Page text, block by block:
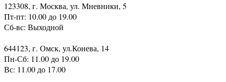
123308, г. Москва, ул. Мневники, 5
Пт-пт: 10.00 до 19.00
Сб-вс: Выходной
644123, г. Омск, ул.Конева, 14
Пн-Сб: 11.00 до 19.00
Вс: 11.00 до 17.00